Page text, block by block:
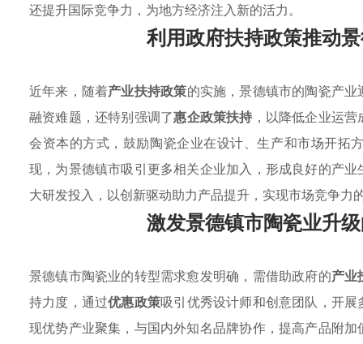
还提升国际竞争力，为地方经济注入新的活力。
利用政府扶持政策推动
近年来，随着产业扶持政策的实施，景德镇市的陶瓷产
融资难题，还特别强调了惠企政策扶持 ，以降低企业运
会资本的方式，鼓励陶瓷企业在设计、生产和市场开拓
现，为景德镇市吸引更多相关企业加入，形成良好的产
大研发投入，以创新驱动助力产品提升，实现市场竞争力
激发景德镇市陶瓷业升
景德镇市陶瓷业的转型需求愈发明确，需借助政府的产业
持力度，通过优惠政策吸引优秀设计师和创意团队，开
现优势产业聚集，与国内外知名品牌协作，提高产品附